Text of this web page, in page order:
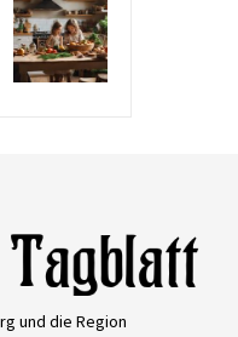
und die Region